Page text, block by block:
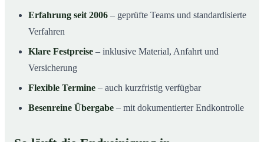
Erfahrung seit 2006 – geprüfte Teams und standardisierte
Verfahren
Klare Festpreise – inklusive Material, Anfahrt und
Versicherung
Flexible Termine – auch kurzfristig verfügbar
Besenreine Übergabe – mit dokumentierter Endkontrolle